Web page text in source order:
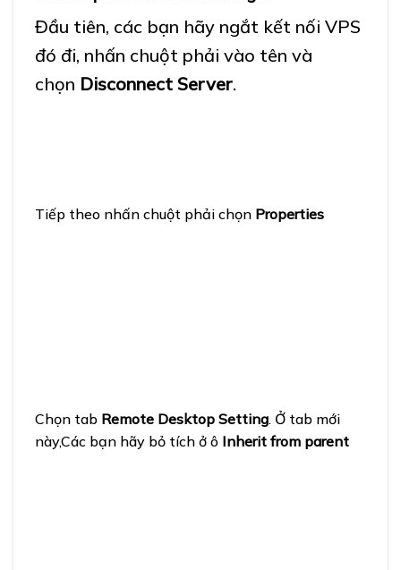
Đầu tiên, các bạn hãy ngắt kết nối VPS
đó đi, nhấn chuột phải vào tên và
chọn Disconnect Server.
Tiếp theo nhấn chuột phải chọn Properties
Chọn tab Remote Desktop Setting. Ở tab mới
này,Các bạn hãy bỏ tích ở ô Inherit from parent